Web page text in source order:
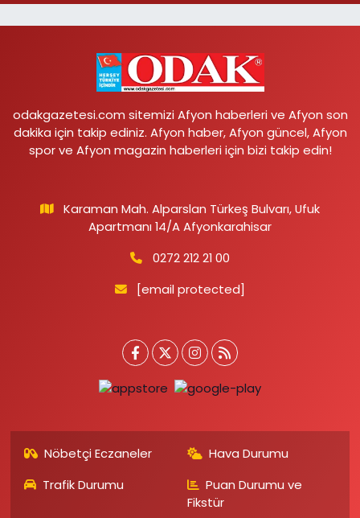
odakgazetesi.com sitemizi Afyon haberleri ve Afyon son
dakika için takip ediniz. Afyon haber, Afyon güncel, Afyon
spor ve Afyon magazin haberleri için bizi takip edin!
Karaman Mah. Alparslan Türkeş Bulvarı, Ufuk
Apartmanı 14/A Afyonkarahisar
0272 212 21 00
[email protected]
Nöbetçi Eczaneler
Hava Durumu
Trafik Durumu
Puan Durumu ve
Fikstür